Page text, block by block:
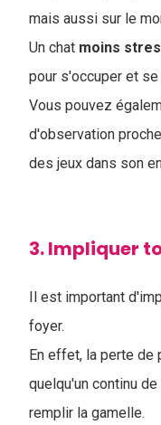
mais aussi sur le
Un chat moins
pour s'occuper et se
Vous pouvez
d'observation
des jeux dans son
3. Impliquer
Il est important
foyer.
En effet, la perte
quelqu'un continu
remplir la gamelle.